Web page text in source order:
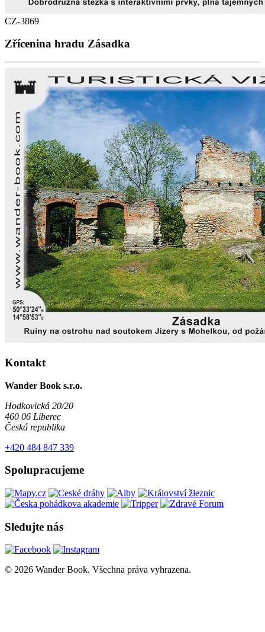
CZ-3869
Zřícenina hradu Zásadka
Kontakt
Wander Book s.r.o.
Hodkovická 20/20
460 06 Liberec
Česká republika
+420 484 847 339
Spolupracujeme
Sledujte nás
© 2026 Wander Book. Všechna práva vyhrazena.